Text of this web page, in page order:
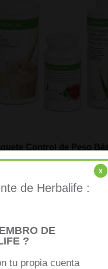
x
de Herbalife :
DE
?
tu propia cuenta
Control de Peso
€104,90 €123,00
COMPRAR AHORA